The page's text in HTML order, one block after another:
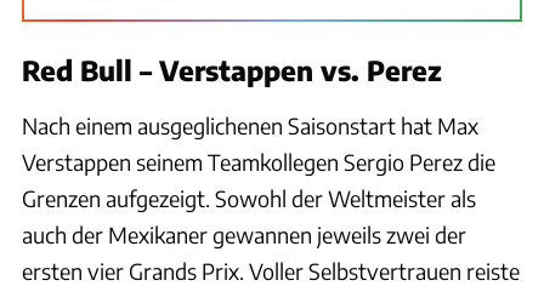
Red Bull – Verstappen vs. Perez
Nach einem ausgeglichenen Saisonstart hat Max
Verstappen seinem Teamkollegen Sergio Perez die
Grenzen aufgezeigt. Sowohl der Weltmeister als
auch der Mexikaner gewannen jeweils zwei der
ersten vier Grands Prix. Voller Selbstvertrauen reiste